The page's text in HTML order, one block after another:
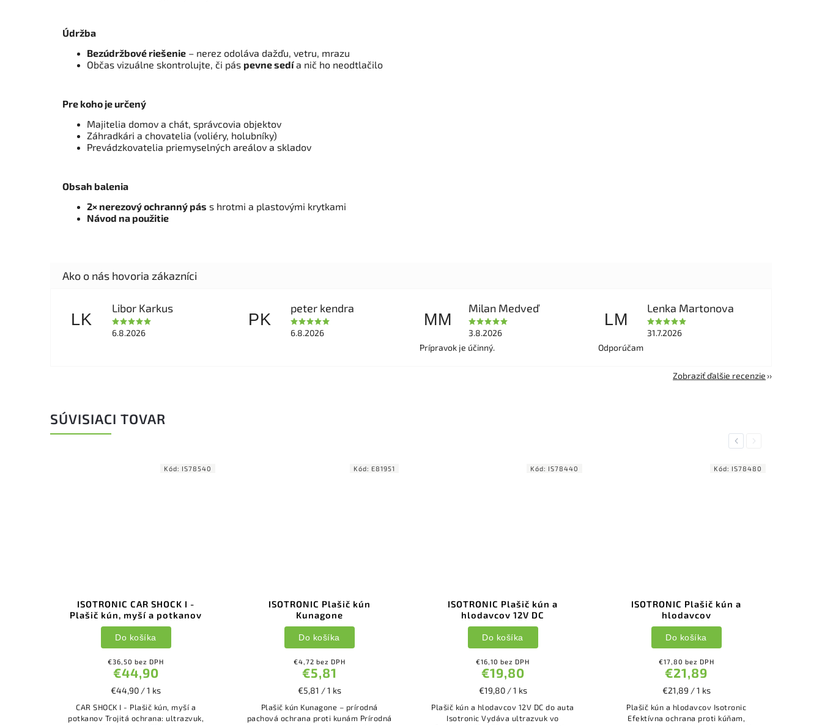
Údržba
Bezúdržbové riešenie – nerez odoláva dažďu, vetru, mrazu
Občas vizuálne skontrolujte, či pás pevne sedía nič ho neodtlačilo
Pre koho je určený
Majitelia domov a chát, správcovia objektov
Záhradkári a chovatelia (voliéry, holubníky)
Prevádzkovatelia priemyselných areálov a skladov
Obsah balenia
2× nerezový ochranný pás s hrotmi a plastovými krytkami
Návod na použitie
LK
Libor Karkus
6.8.2026
PK
peter kendra
6.8.2026
MM
Milan Medveď
3.8.2026
Prípravok je účinný.
LM
Lenka Martonova
31.7.2026
Odporúčam
Zobraziť ďalšie recenzie
SÚVISIACI TOVAR
Previous
ISOTRONIC CAR SHOCK I -
Plašič kún, myší a potkanov
€36,50 bez DPH
€44,90
€44,90 / 1 ks
Do košíka
CAR SHOCK I - Plašič kún, myší a
potkanov Trojitá ochrana: ultrazvuk,
Kód: IS78540
ISOTRONIC Plašič kún
Kunagone
€4,72 bez DPH
€5,81
€5,81 / 1 ks
Do košíka
Plašič kún Kunagone – prírodná
pachová ochrana proti kunám Prírodná
Kód: E81951
ISOTRONIC Plašič kún a
hlodavcov 12V DC
€16,10 bez DPH
€19,80
€19,80 / 1 ks
Do košíka
Plašič kún a hlodavcov 12V DC do auta
Isotronic Vydáva ultrazvuk vo
Kód: IS78440
ISOTRONIC Plašič kún a
hlodavcov
€17,80 bez DPH
€21,89
€21,89 / 1 ks
Do košíka
Plašič kún a hlodavcov Isotronic
Efektívna ochrana proti kúňam,
Kód: IS78480
Next